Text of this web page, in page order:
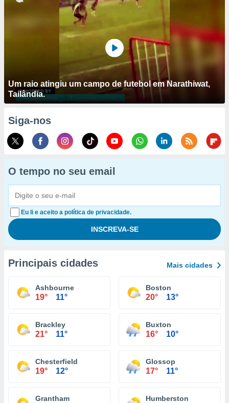
Um raio atingiu um campo de futebol em Narathiwat,
Tailândia.
Siga-nos
O tempo no seu email
Eu li e aceito a política de privacidade.
Principais cidades Mais cidades
Ashbourne
19° 11°
Boston
20° 13°
Brackley
21° 11°
Buxton
16° 10°
Chesterfield
19° 12°
Glossop
17° 11°
Grantham Humberston